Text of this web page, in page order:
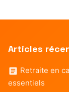
Articles
Retraite en
essentiels